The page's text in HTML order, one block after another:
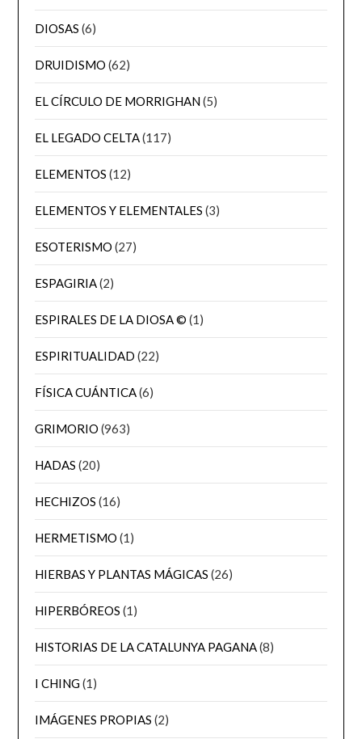
DIOSAS (6)
DRUIDISMO (62)
EL CÍRCULO DE MORRIGHAN(5)
EL LEGADO CELTA(117)
ELEMENTOS (12)
ELEMENTOS Y ELEMENTALES (3)
ESOTERISMO (27)
ESPAGIRIA(2)
ESPIRALES DE LA DIOSA © (1)
ESPIRITUALIDAD (22)
FÍSICA CUÁNTICA(6)
GRIMORIO (963)
HADAS (20)
HECHIZOS (16)
HERMETISMO (1)
HIERBAS Y PLANTAS MÁGICAS (26)
HIPERBÓREOS (1)
HISTORIAS DE LA CATALUNYA PAGANA(8)
I CHING(1)
IMÁGENES PROPIAS (2)